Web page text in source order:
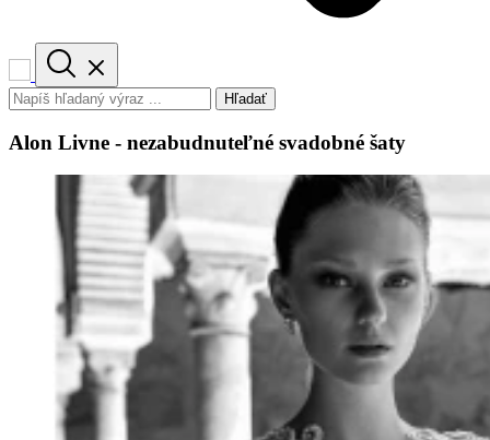
Hľadať
Alon Livne - nezabudnuteľné svadobné šaty